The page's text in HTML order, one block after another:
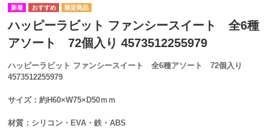
ハッピーラビット ファンシースイート 全6種
アソート 72個入り 4573512255979
ハッピーラビット ファンシースイート 全6種アソート 72個入り
4573512255979
サイズ：約H60×W75×D50ｍｍ
材質：シリコン・EVA・鉄・ABS